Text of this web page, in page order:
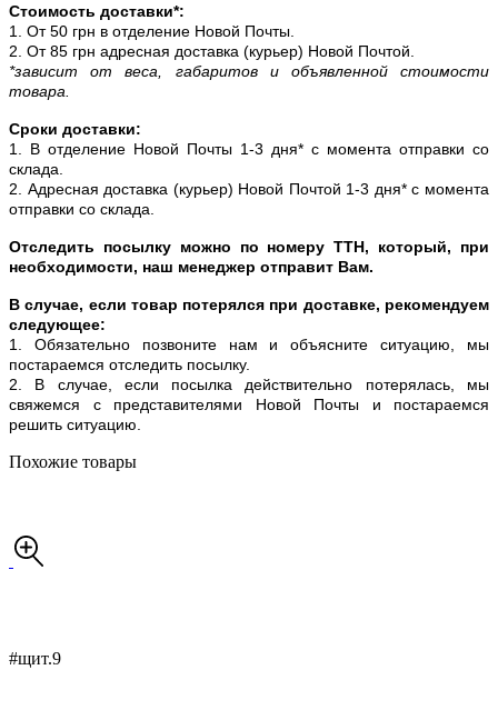
Стоимость доставки*:
1. От 50 грн в отделение Новой Почты.
2. От 85 грн адресная доставка (курьер) Новой Почтой.
*зависит от веса, габаритов и объявленной стоимости
товара.
Сроки доставки:
1. В отделение Новой Почты 1-3 дня* с момента отправки со
склада.
2. Адресная доставка (курьер) Новой Почтой 1-3 дня* с момента
отправки со склада.
Отследить посылку можно по номеру ТТН, который, при
необходимости, наш менеджер отправит Вам.
В случае, если товар потерялся при доставке, рекомендуем
следующее:
1. Обязательно позвоните нам и объясните ситуацию, мы
постараемся отследить посылку.
2. В случае, если посылка действительно потерялась, мы
свяжемся с представителями Новой Почты и постараемся
решить ситуацию.
Похожие товары
#щит.9